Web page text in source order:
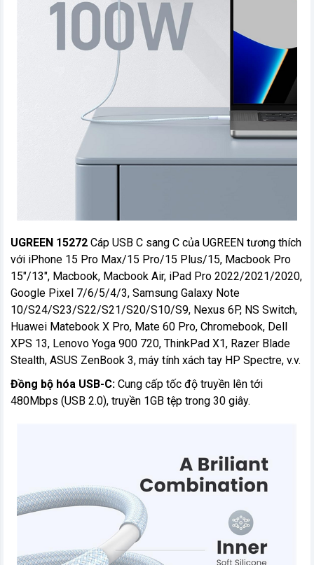
UGREEN 15272 Cáp USB C sang C của UGREEN tương thích
với iPhone 15 Pro Max/15 Pro/15 Plus/15, Macbook Pro
15"/13", Macbook, Macbook Air, iPad Pro 2022/2021/2020,
Google Pixel 7/6/5/4/3, Samsung Galaxy Note
10/S24/S23/S22/S21/S20/S10/S9, Nexus 6P, NS Switch,
Huawei Matebook X Pro, Mate 60 Pro, Chromebook, Dell
XPS 13, Lenovo Yoga 900 720, ThinkPad X1, Razer Blade
Stealth, ASUS ZenBook 3, máy tính xách tay HP Spectre, v.v.
Đồng bộ hóa USB-C: Cung cấp tốc độ truyền lên tới
480Mbps (USB 2.0), truyền 1GB tệp trong 30 giây.